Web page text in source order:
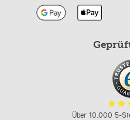
Über 10.000 5-